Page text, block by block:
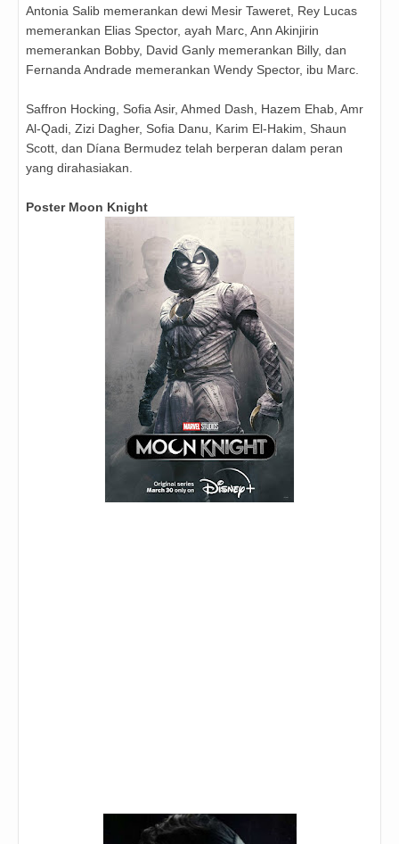
Antonia Salib memerankan dewi Mesir Taweret, Rey Lucas
memerankan Elias Spector, ayah Marc, Ann Akinjirin
memerankan Bobby, David Ganly memerankan Billy, dan
Fernanda Andrade memerankan Wendy Spector, ibu Marc.
Saffron Hocking, Sofia Asir, Ahmed Dash, Hazem Ehab, Amr
Al-Qadi, Zizi Dagher, Sofia Danu, Karim El-Hakim, Shaun
Scott, dan Díana Bermudez telah berperan dalam peran
yang dirahasiakan.
Poster Moon Knight